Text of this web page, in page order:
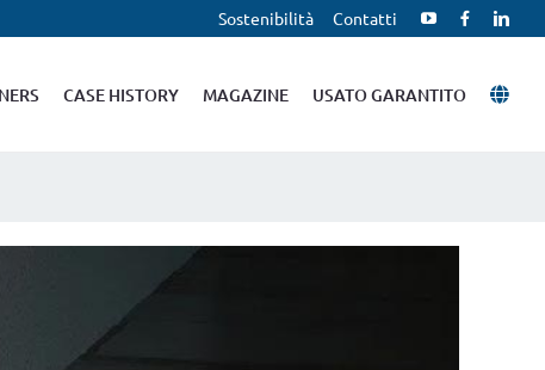
Sostenibilità Contatti
CASE HISTORY MAGAZINE USATO GARANTITO